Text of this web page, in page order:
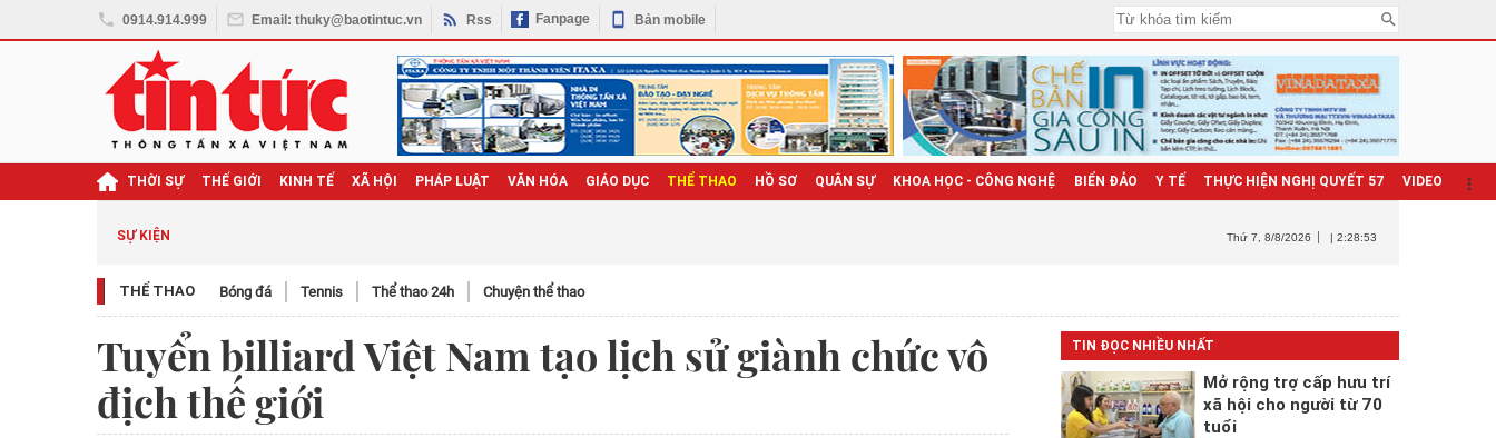
0914.914.999 Email: thuky@baotintuc.vn Rss Fanpage Bản mobile
THỜI SỰ THẾ GIỚI KINH TẾ XÃ HỘI PHÁP LUẬT VĂN HÓA GIÁO DỤC THỂ THAO HỒ SƠ QUÂN SỰ KHOA HỌC - CÔNG NGHỆ BIỂN ĐẢO Y TẾ THỰC HIỆN NGHỊ QUYẾT 57 VIDEO
SỰ KIỆN Thứ 7 , 8/8/2026 | 2:28:54
THỂ THAO Bóng đá Tennis Thể thao 24h Chuyện thể thao
Tuyển billiard Việt Nam tạo lịch sử giành chức vô
địch thế giới
TIN ĐỌC NHIỀU NHẤT
Mở rộng trợ cấp hưu trí
xã hội cho người từ 70
tuổi